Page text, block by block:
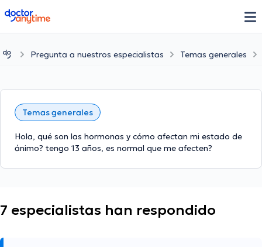
doctoranytime
Pregunta a nuestros especialistas Temas generales
Temas generales
Hola, qué son las hormonas y cómo afectan mi estado de
ánimo? tengo 13 años, es normal que me afecten?
7 especialistas han respondido